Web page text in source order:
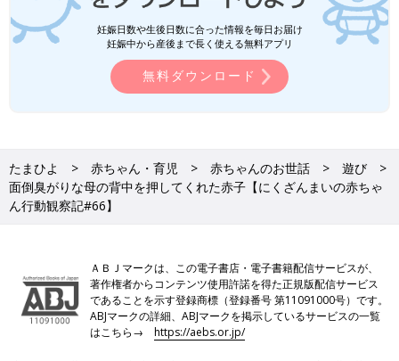
妊娠日数や生後日数に合った情報を毎日お届け
妊娠中から産後まで長く使える無料アプリ
無料ダウンロード
たまひよ 赤ちゃん・育児 赤ちゃんのお世話
遊び
面倒臭がりな母の背中を押してくれた赤子【にくざんまいの赤ちゃ
ん行動観察記#66】
ＡＢＪマークは、この電子書店・電子書籍配信サービスが、
著作権者からコンテンツ使用許諾を得た正規版配信サービス
であることを示す登録商標（登録番号 第11091000号）です。
ABJマークの詳細、ABJマークを掲示しているサービスの一覧
はこちら→https://aebs.or.jp/